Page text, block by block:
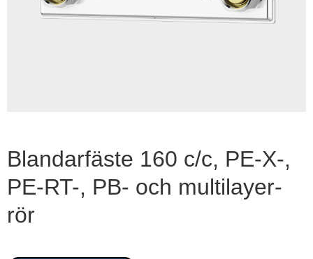
Blandarfäste 160 c/c, PE-X-,
PE-RT-, PB- och multilayer-
rör